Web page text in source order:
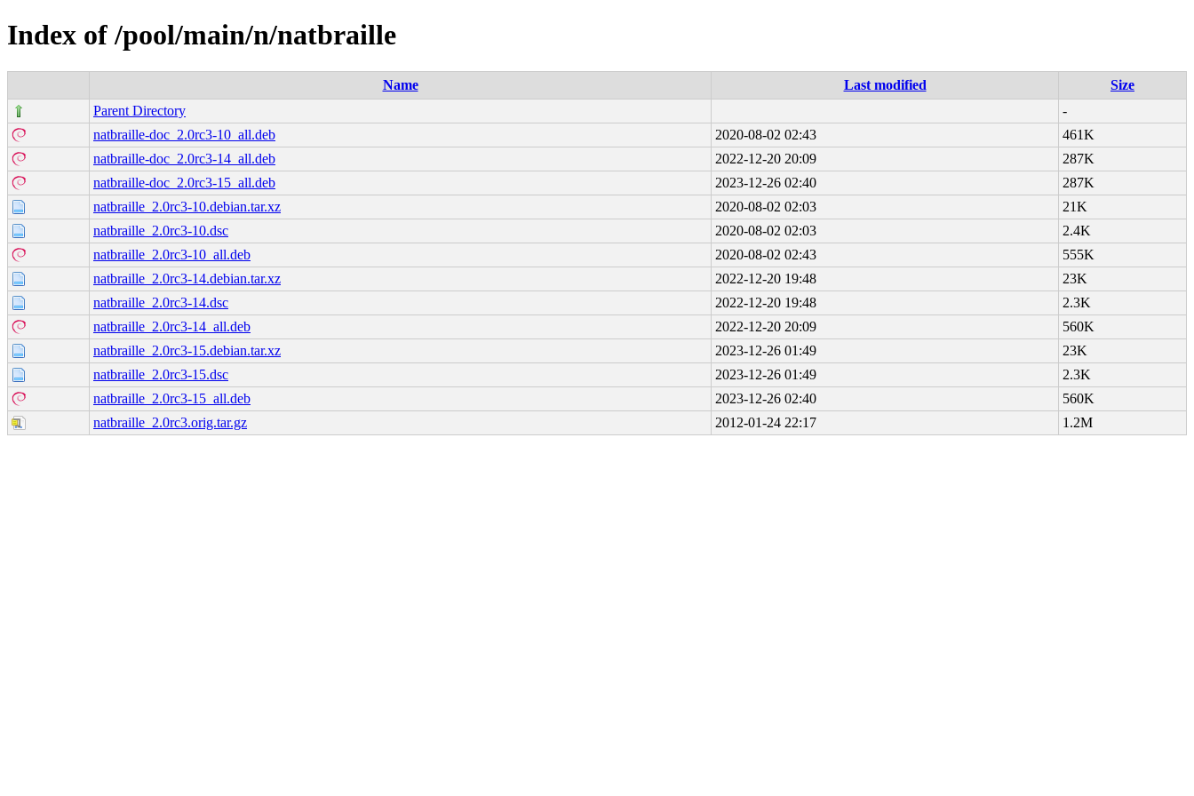
Index of /pool/main/n/natbraille
Name Last modified
Size
Parent Directory
-
natbraille-doc_2.0rc3-10_all.deb
2020-08-02 02:43
461K
natbraille-doc_2.0rc3-14_all.deb
2022-12-20 20:09
287K
natbraille-doc_2.0rc3-15_all.deb
2023-12-26 02:40
287K
natbraille_2.0rc3-10.debian.tar.xz
2020-08-02 02:03
21K
natbraille_2.0rc3-10.dsc
2020-08-02 02:03
2.4K
natbraille_2.0rc3-10_all.deb
2020-08-02 02:43
555K
natbraille_2.0rc3-14.debian.tar.xz
2022-12-20 19:48
23K
natbraille_2.0rc3-14.dsc
2022-12-20 19:48
2.3K
natbraille_2.0rc3-14_all.deb
2022-12-20 20:09
560K
natbraille_2.0rc3-15.debian.tar.xz
2023-12-26 01:49
23K
natbraille_2.0rc3-15.dsc
2023-12-26 01:49
2.3K
natbraille_2.0rc3-15_all.deb
2023-12-26 02:40
560K
natbraille_2.0rc3.orig.tar.gz
2012-01-24 22:17 1.2M